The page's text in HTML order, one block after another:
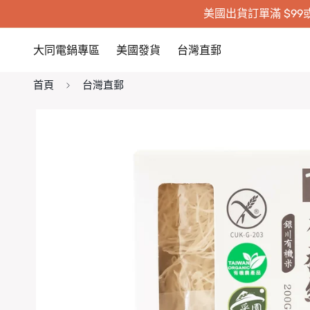
美國出貨訂單滿 $99
大同電鍋專區 美國發貨 台灣直郵
首頁 台灣直郵